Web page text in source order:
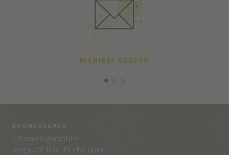
RICHIEDI ADESSO
BUONI REGALO
Emozioni garantite!
Regalate felicità che dura.